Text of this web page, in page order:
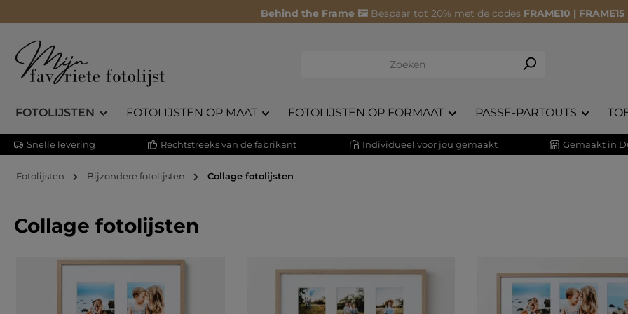
Behind the Frame 🖼️ Bespaar tot 20% met de codes FRAME10 |
FOTOLIJSTEN FOTOLIJSTEN OP MAAT FOTOLIJSTEN OP FORMAAT PASSE-PARTOUTS
Snelle levering Rechtstreeks van de fabrikant Individueel voor jou gemaakt Gemaakt in
Fotolijsten Bijzondere fotolijsten Collage fotolijsten
Collage fotolijsten